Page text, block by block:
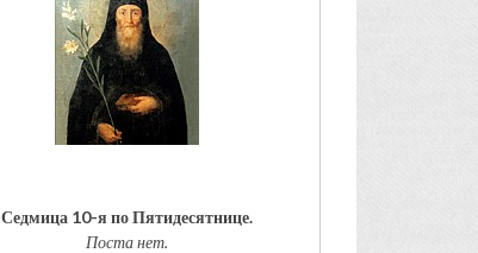
Седмица 10-я по Пятидесятнице.
Поста нет.